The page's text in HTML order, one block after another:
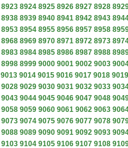
8923 8924 8925 8926 8927 8928
8938 8939 8940 8941 8942 8943
8953 8954 8955 8956 8957 8958
8968 8969 8970 8971 8972 8973
8983 8984 8985 8986 8987 8988
8998 8999 9000 9001 9002 9003
9013 9014 9015 9016 9017 9018 9019
9028 9029 9030 9031 9032 9033
9043 9044 9045 9046 9047 9048
9058 9059 9060 9061 9062 9063
9073 9074 9075 9076 9077 9078
9088 9089 9090 9091 9092 9093
9103 9104 9105 9106 9107 9108